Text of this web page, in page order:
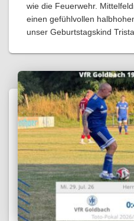
wie die Feuerwehr.
einen gefühlvollen
unser Geburtstagskind